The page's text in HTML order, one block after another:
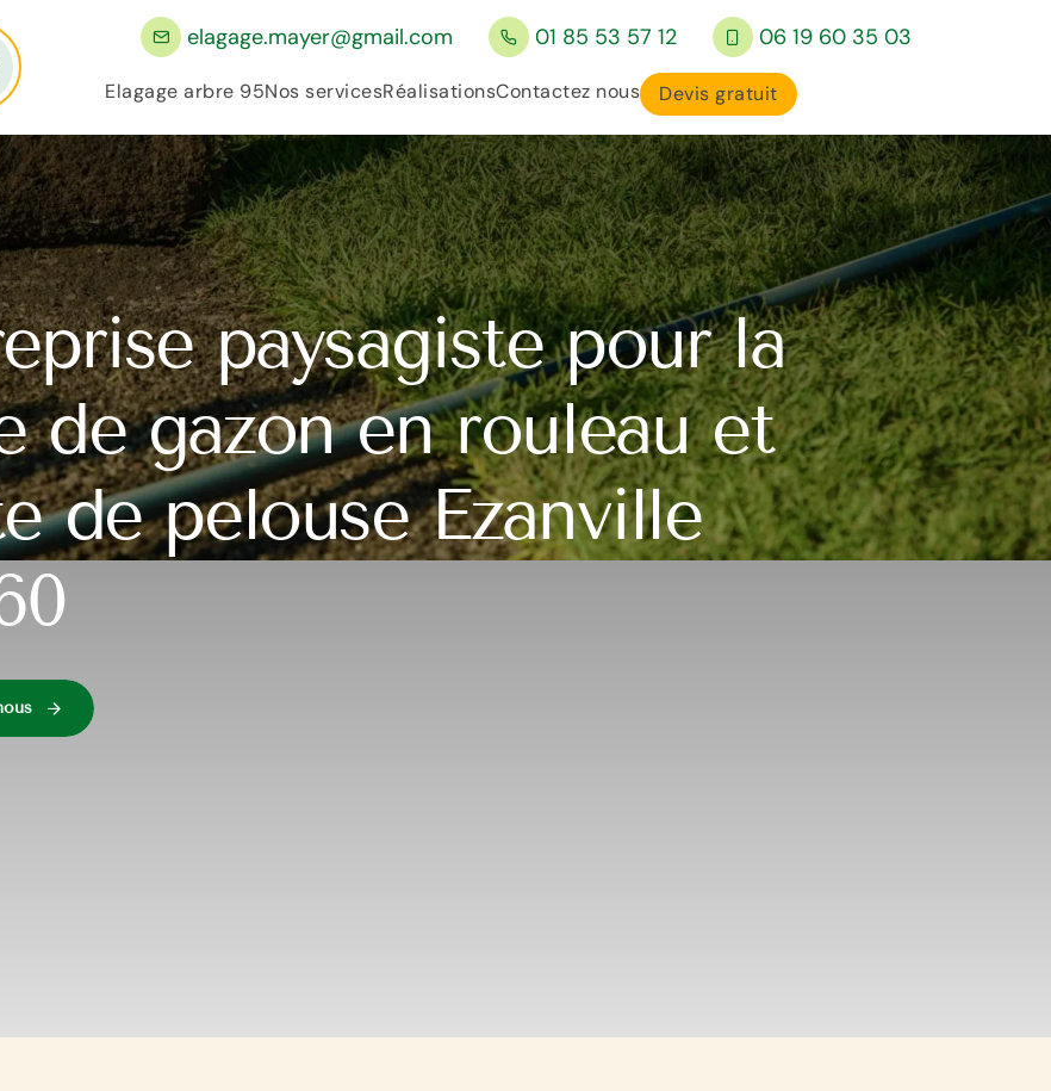
elagage.mayer@gmail.com 01 85 53 57 12 06 19 60 35 03
Elagage arbre 95Nos servicesRéalisationsContactez nous Devis gratuit
paysagiste pour la
de gazon en rouleau et
de pelouse Ezanville